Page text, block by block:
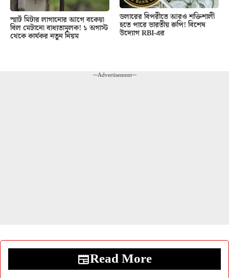
স্মার্ট মিটার লাগানোর আগে বকেয়া
বিল মেটানো বাধ্যতামূলক! ১ অগাস্ট
থেকে কার্যকর নতুন নিয়ম
ডলারের বিপরীতে আরও শক্তিশালী
হতে পারে ভারতীয় রুপি! বিশেষ
উদ্যোগ RBI-এর
---Advertisement---
Read More